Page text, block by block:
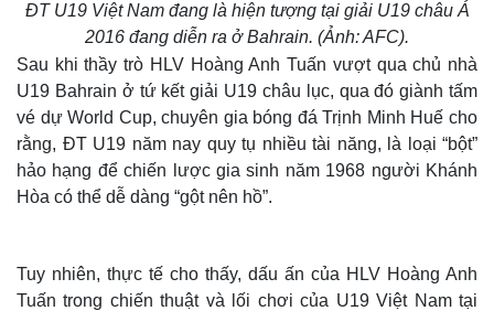
ĐT U19 Việt Nam đang là hiện tượng tại giải U19 châu Á
2016 đang diễn ra ở Bahrain. (Ảnh: AFC).
Sau khi thầy trò HLV Hoàng Anh Tuấn vượt qua chủ nhà
U19 Bahrain ở tứ kết giải U19 châu lục, qua đó giành tấm
vé dự World Cup, chuyên gia bóng đá Trịnh Minh Huế cho
rằng, ĐT U19 năm nay quy tụ nhiều tài năng, là loại “bột”
hảo hạng để chiến lược gia sinh năm 1968 người Khánh
Hòa có thể dễ dàng “gột nên hồ”.
Tuy nhiên, thực tế cho thấy, dấu ấn của HLV Hoàng Anh
Tuấn trong chiến thuật và lối chơi của U19 Việt Nam tại